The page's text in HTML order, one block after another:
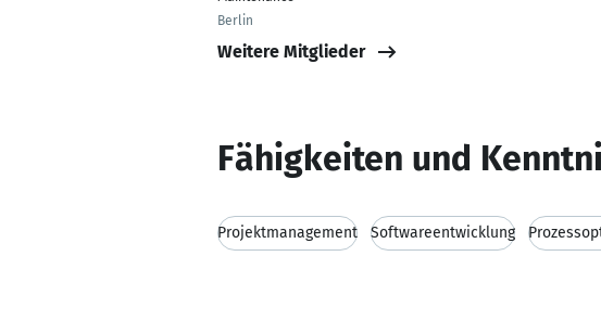
Berlin
Weitere Mitglieder
Fähigkeiten und
Projektmanagement Softwareentwicklung